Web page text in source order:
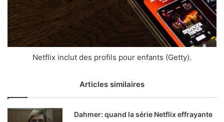
Netflix inclut des profils pour enfants (Getty).
Articles similaires
Dahmer: quand la série Netflix effrayante